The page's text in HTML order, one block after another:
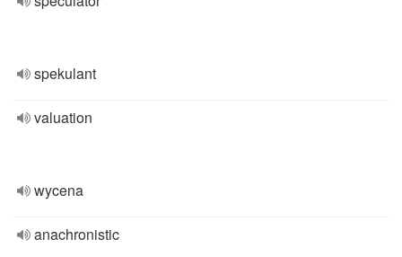
spekulant
valuation
wycena
anachronistic